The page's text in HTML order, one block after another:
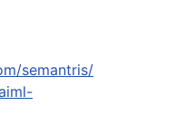
semantris/